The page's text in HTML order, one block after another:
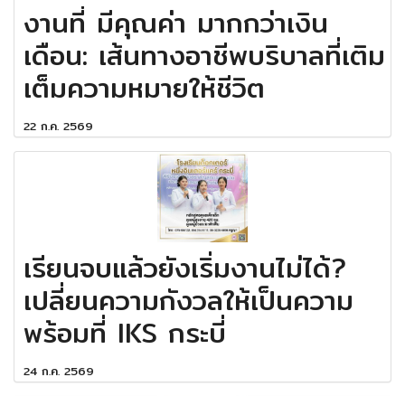
งานที่ มีคุณค่า มากกว่าเงิน
เดือน: เส้นทางอาชีพบริบาลที่เติม
เต็มความหมายให้ชีวิต
22 ก.ค. 2569
เรียนจบแล้วยังเริ่มงานไม่ได้?
เปลี่ยนความกังวลให้เป็นความ
พร้อมที่ IKS กระบี่
24 ก.ค. 2569